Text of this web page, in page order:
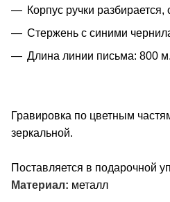
Корпус ручки
Стержень с синими
Длина линии письма: 800 м.
Гравировка по цветным
зеркальной.
Поставляется в подарочной
Материал: металл